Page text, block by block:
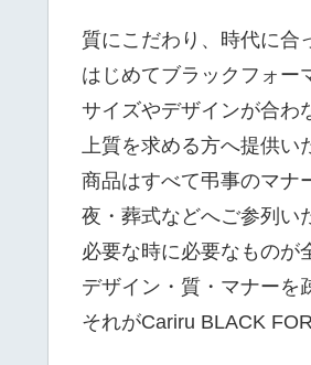
質にこだわり、時代に合
はじめてブラックフォー
サイズやデザインが合わ
上質を求める方へ提供い
商品はすべて弔事のマナ
夜・葬式などへご参列い
必要な時に必要なものが
デザイン・質・マナーを
それがCariru BLACK